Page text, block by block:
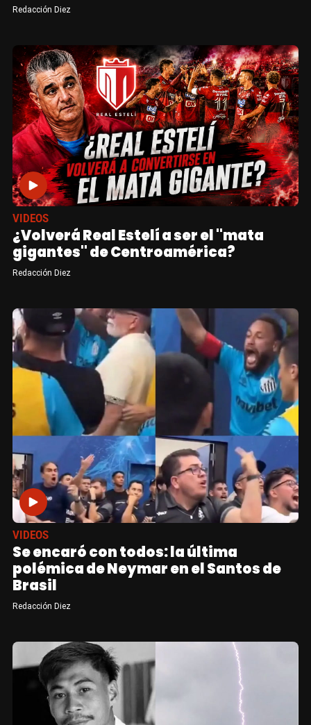
Redacción Diez
VIDEOS
¿Volverá Real Estelí a ser el "mata
gigantes" de Centroamérica?
Redacción Diez
VIDEOS
Se encaró con todos: la última
polémica de Neymar en el Santos de
Brasil
Redacción Diez